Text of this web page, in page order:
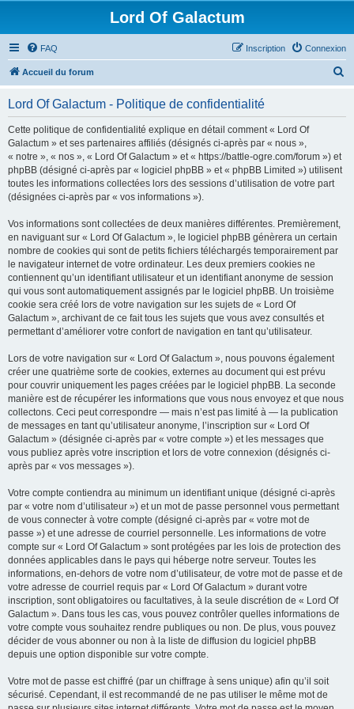
Lord Of Galactum
FAQ Connexion
Inscription
Accueil du forum
Lord Of Galactum - Politique de confidentialité
Cette politique de confidentialité explique en détail comment « Lord Of
Galactum » et ses partenaires affiliés (désignés ci-après par « nous »,
« notre », « nos », « Lord Of Galactum » et « https://battle-ogre.com/forum ») et
phpBB (désigné ci-après par « logiciel phpBB » et « phpBB Limited ») utilisent
toutes les informations collectées lors des sessions d’utilisation de votre part
(désignées ci-après par « vos informations »).
Vos informations sont collectées de deux manières différentes. Premièrement,
en naviguant sur « Lord Of Galactum », le logiciel phpBB génèrera un certain
nombre de cookies qui sont de petits fichiers téléchargés temporairement par
le navigateur internet de votre ordinateur. Les deux premiers cookies ne
contiennent qu’un identifiant utilisateur et un identifiant anonyme de session
qui vous sont automatiquement assignés par le logiciel phpBB. Un troisième
cookie sera créé lors de votre navigation sur les sujets de « Lord Of
Galactum », archivant de ce fait tous les sujets que vous avez consultés et
permettant d’améliorer votre confort de navigation en tant qu’utilisateur.
Lors de votre navigation sur « Lord Of Galactum », nous pouvons également
créer une quatrième sorte de cookies, externes au document qui est prévu
pour couvrir uniquement les pages créées par le logiciel phpBB. La seconde
manière est de récupérer les informations que vous nous envoyez et que nous
collectons. Ceci peut correspondre — mais n’est pas limité à — la publication
de messages en tant qu’utilisateur anonyme, l’inscription sur « Lord Of
Galactum » (désignée ci-après par « votre compte ») et les messages que
vous publiez après votre inscription et lors de votre connexion (désignés ci-
après par « vos messages »).
Votre compte contiendra au minimum un identifiant unique (désigné ci-après
par « votre nom d’utilisateur ») et un mot de passe personnel vous permettant
de vous connecter à votre compte (désigné ci-après par « votre mot de
passe ») et une adresse de courriel personnelle. Les informations de votre
compte sur « Lord Of Galactum » sont protégées par les lois de protection des
données applicables dans le pays qui héberge notre serveur. Toutes les
informations, en-dehors de votre nom d’utilisateur, de votre mot de passe et de
votre adresse de courriel requis par « Lord Of Galactum » durant votre
inscription, sont obligatoires ou facultatives, à la seule discrétion de « Lord Of
Galactum ». Dans tous les cas, vous pouvez contrôler quelles informations de
votre compte vous souhaitez rendre publiques ou non. De plus, vous pouvez
décider de vous abonner ou non à la liste de diffusion du logiciel phpBB
depuis une option disponible sur votre compte.
Votre mot de passe est chiffré (par un chiffrage à sens unique) afin qu’il soit
sécurisé. Cependant, il est recommandé de ne pas utiliser le même mot de